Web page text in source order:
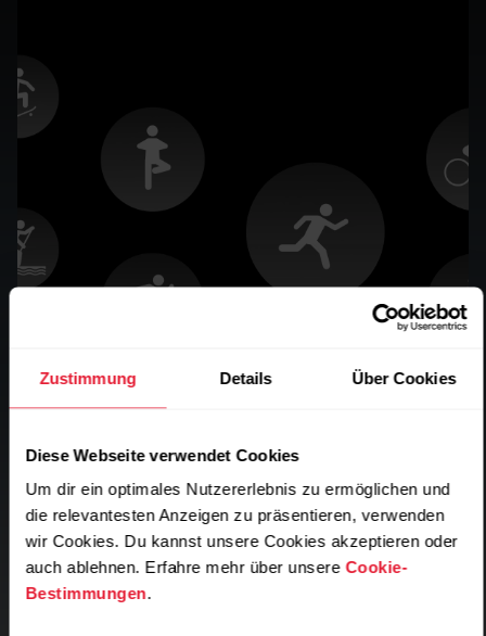
Zustimmung Details Über Cookies
Diese Webseite verwendet Cookies
Um dir ein optimales Nutzererlebnis zu ermöglichen und
die relevantesten Anzeigen zu präsentieren, verwenden
wir Cookies. Du kannst unsere Cookies akzeptieren oder
auch ablehnen. Erfahre mehr über unsere Cookie-
Bestimmungen.
Training auf Profi-Niveau für über
170 Sportarten